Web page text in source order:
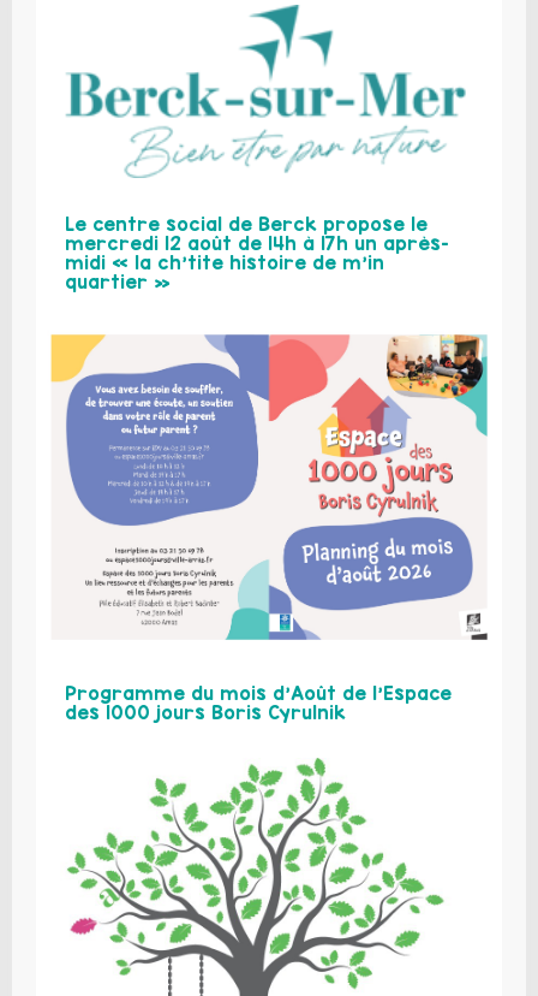
Le centre social de Berck propose le
mercredi 12 août de 14h à 17h un après-
midi « la ch’tite histoire de m’in
quartier »
Programme du mois d’Août de l’Espace
des 1000 jours Boris Cyrulnik